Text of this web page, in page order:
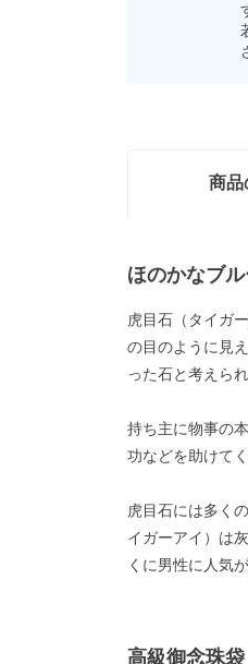
商品
ほのかなブ
虎目石（タイガ
の目のように見
った石と考えら
持ち主に物事の
功などを助けて
虎目石には多く
イガーアイ）は
くに男性に人気
高級御念珠